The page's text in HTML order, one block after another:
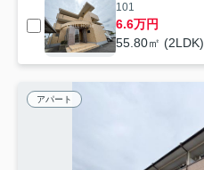
101
6.6万円
55.80㎡ (2LDK)
アパート